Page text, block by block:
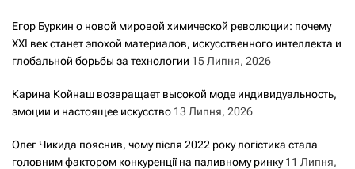
Егор Буркин о новой мировой химической революции: почему
XXI век станет эпохой материалов, искусственного интеллекта и
глобальной борьбы за технологии 15 Липня, 2026
Карина Койнаш возвращает высокой моде индивидуальность,
эмоции и настоящее искусство 13 Липня, 2026
Олег Чикида пояснив, чому після 2022 року логістика стала
головним фактором конкуренції на паливному ринку 11 Липня,